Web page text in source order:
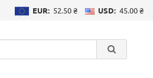
EUR: 52.50 ₴ USD: 45.00 ₴